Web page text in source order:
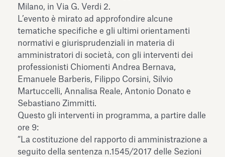
Milano, in Via G. Verdi 2.
L’evento è mirato ad approfondire alcune
tematiche specifiche e gli ultimi orientamenti
normativi e giurisprudenziali in materia di
amministratori di società, con gli interventi dei
professionisti Chiomenti Andrea Bernava,
Emanuele Barberis, Filippo Corsini, Silvio
Martuccelli, Annalisa Reale, Antonio Donato e
Sebastiano Zimmitti.
Questo gli interventi in programma, a partire dalle
ore 9:
“La costituzione del rapporto di amministrazione a
seguito della sentenza n.1545/2017 delle Sezioni